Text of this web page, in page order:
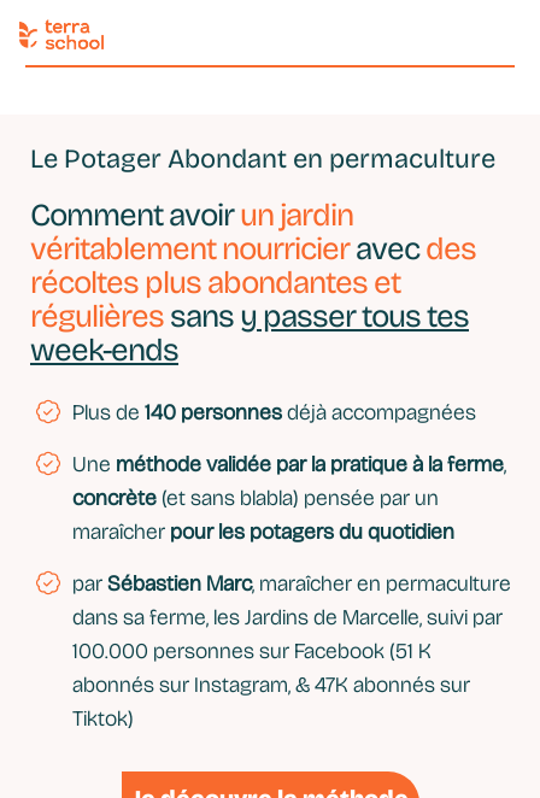
Le Potager Abondant en permaculture
Comment avoirun jardin
véritablement nourricieravecdes
récoltes plus abondantes et
régulièressansy passer tous tes
week-ends
Plus de 140 personnesdéjà accompagnées
Une méthode validée par la pratique à la ferme,
concrète (et sans blabla) pensée par un
maraîcher pour les potagers du quotidien
parSébastien Marc, maraîcher en permaculture
dans sa ferme, les Jardins de Marcelle, suivi par
100.000 personnes sur Facebook (51 K
abonnés sur Instagram, & 47K abonnés sur
Tiktok)